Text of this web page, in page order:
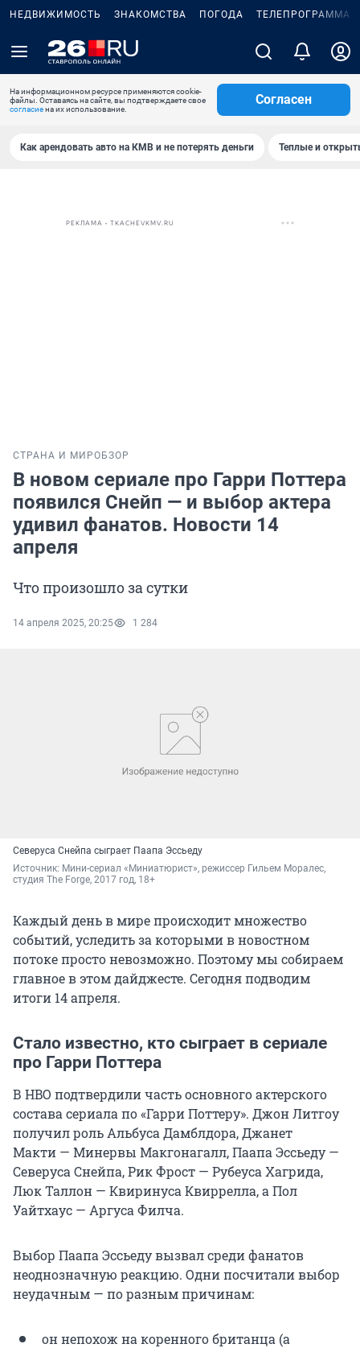
НЕДВИЖИМОСТЬ ЗНАКОМСТВА ПОГОДА ТЕЛЕПРОГРАММА
На информационном ресурсе применяются cookie-
файлы. Оставаясь на сайте, вы подтверждаете свое
согласиена их использование.
Согласен
Как арендовать авто на КМВ и не потерять деньги Теплые и
РЕКЛАМА • TKACHEVKMV.RU
СТРАНА И МИРОБЗОР
В новом сериале про Гарри Поттера
появился Снейп — и выбор актера
удивил фанатов. Новости 14
апреля
Что произошло за сутки
14 апреля 2025, 20:25 1 284
Северуса Снейпа сыграет Паапа Эссьеду
Источник: Мини-сериал «Миниатюрист», режиссер Гильем Моралес,
студия The Forge, 2017 год, 18+
Каждый день в мире происходит множество
событий, уследить за которыми в новостном
потоке просто невозможно. Поэтому мы собираем
главное в этом дайджесте. Сегодня подводим
итоги 14 апреля.
Стало известно, кто сыграет в сериале
про Гарри Поттера
В HBO подтвердили часть основного актерского
состава сериала по «Гарри Поттеру». Джон Литгоу
получил роль Альбуса Дамблдора, Джанет
Макти — Минервы Макгонагалл, Паапа Эссьеду —
Северуса Снейпа, Рик Фрост — Рубеуса Хагрида,
Люк Таллон — Квиринуса Квиррелла, а Пол
Уайтхаус — Аргуса Филча.
Выбор Паапа Эссьеду вызвал среди фанатов
неоднозначную реакцию. Одни посчитали выбор
неудачным — по разным причинам:
он непохож на коренного британца (а